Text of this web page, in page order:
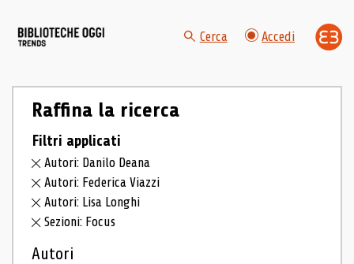
Cerca Accedi
Raffina la ricerca
Filtri applicati
Autori: Danilo Deana
Autori: Federica Viazzi
Autori: Lisa Longhi
Sezioni: Focus
Autori